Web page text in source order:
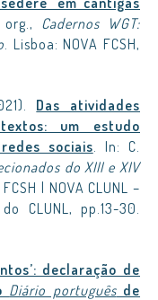
Cadernos WGT:
. Lisboa: NOVA FCSH,
Das atividades
um estudo
sociais. In: C.
do XIII e XIV
FCSH | NOVA CLUNL –
CLUNL, pp.13-30.
declaração de
Diário portuguêsde